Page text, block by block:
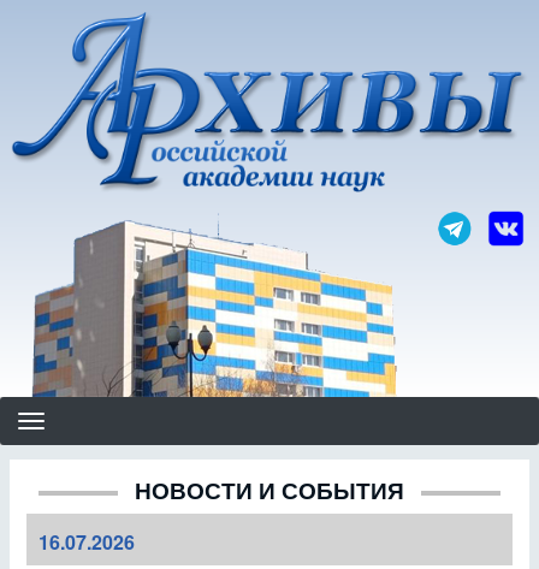
основному
содержанию
НОВОСТИ И СОБЫТИЯ
16.07.2026